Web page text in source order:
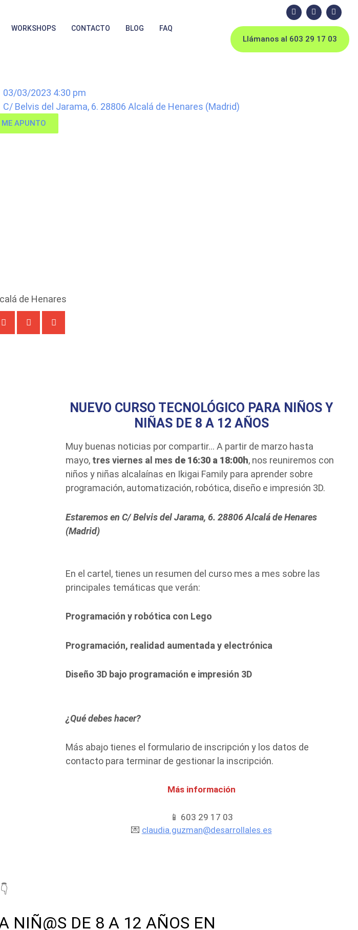
WORKSHOPS CONTACTO BLOG FAQ
Llámanos al 603 29 17 03
03/03/2023 4:30 pm
C/ Belvis del Jarama, 6. 28806 Alcalá de Henares (Madrid)
ME APUNTO
NUEVO CURSO TECNOLÓGICO PARA NIÑOS Y
NIÑAS DE 8 A 12 AÑOS
Muy buenas noticias por compartir… A partir de marzo hasta
mayo, tres viernes al mes de 16:30 a 18:00h, nos reuniremos con
niños y niñas alcalaínas en Ikigai Family para aprender sobre
programación, automatización, robótica, diseño e impresión 3D.
Estaremos en C/ Belvis del Jarama, 6. 28806 Alcalá de Henares
(Madrid)
En el cartel, tienes un resumen del curso mes a mes sobre las
principales temáticas que verán:
Programación y robótica con Lego
Programación, realidad aumentada y electrónica
Diseño 3D bajo programación e impresión 3D
¿Qué debes hacer?
Más abajo tienes el formulario de inscripción y los datos de
contacto para terminar de gestionar la inscripción.
Más información
📱 603 29 17 03
💌 claudia.guzman@desarrollales.es
👇